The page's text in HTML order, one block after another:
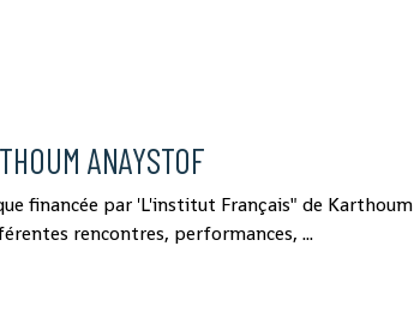
ANAYSTOF
financée par 'L'institut Français" de Karthoum
rencontres, performances, ...